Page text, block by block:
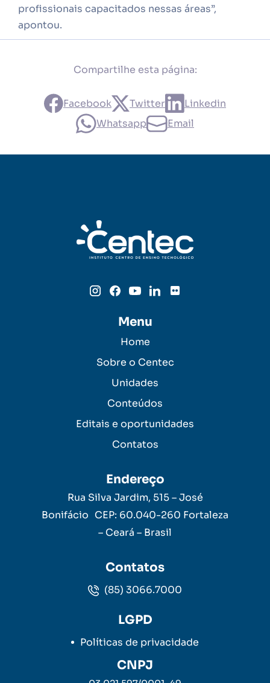
profissionais capacitados nessas áreas”,
apontou.
Compartilhe esta página:
Facebook Twitter
Linkedin
Whatsapp
Email
Menu
Home
Sobre o Centec
Unidades
Conteúdos
Editais e oportunidades
Contatos
Endereço
Rua Silva Jardim, 515 – José
Bonifácio CEP: 60.040-260 Fortaleza
– Ceará – Brasil
Contatos
(85) 3066.7000
LGPD
Políticas de privacidade
CNPJ